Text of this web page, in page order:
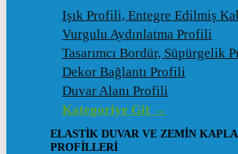
Işık Profili, Entegre Edilmiş
Vurgulu Aydınlatma Profili
Tasarımcı Bordür, Süpürgelik
Dekor Bağlantı Profili
Duvar Alanı Profili
Kategoriye Git →
ELASTIK DUVAR VE ZEMIN
PROFILLERI